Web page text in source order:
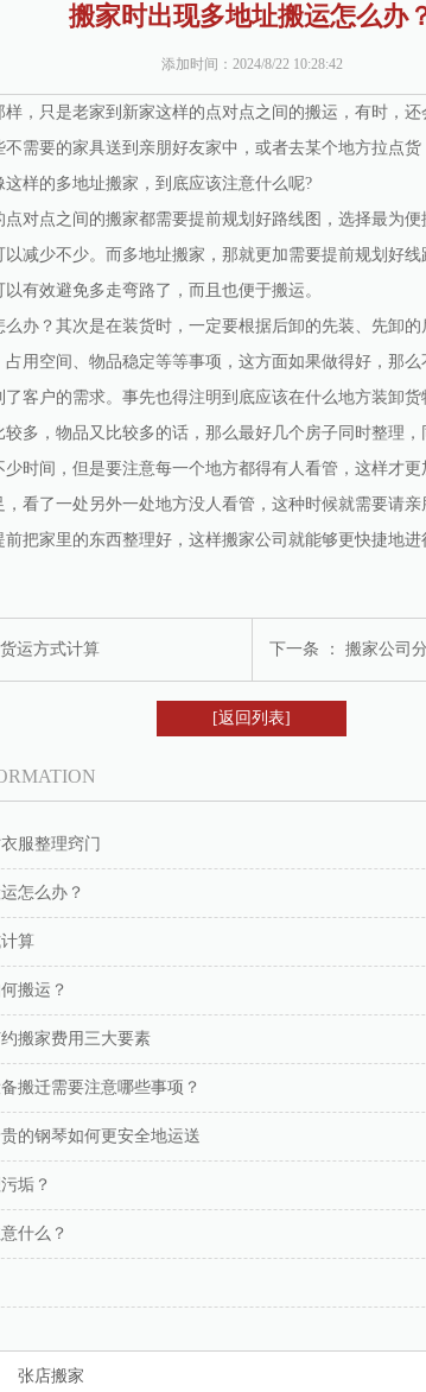
搬家时出现多地址搬运怎么办
添加时间：2024/8/22 10:28:42
，只是老家到新家这样的点对点之间的搬运，有时，
需要的家具送到亲朋好友家中，或者去某个地方拉点
样的多地址搬家，到底应该注意什么呢?
对点之间的搬家都需要提前规划好路线图，选择最为
减少不少。而多地址搬家，那就更加需要提前规划好
有效避免多走弯路了，而且也便于搬运。
办？其次是在装货时，一定要根据后卸的先装、先卸
用空间、物品稳定等等事项，这方面如果做得好，那
客户的需求。事先也得注明到底应该在什么地方装卸货
较多，物品又比较多的话，那么最好几个房子同时整理
时间，但是要注意每一个地方都得有人看管，这样才更
看了一处另外一处地方没人看管，这种时候就需要请
把家里的东西整理好，这样搬家公司就能够更快捷地进
运方式计算 下一条 ： 搬家公司
[返回列表]
服整理窍门
怎么办？
算
搬运？
搬家费用三大要素
搬迁需要注意哪些事项？
的钢琴如何更安全地运送
垢？
什么？
张店搬家